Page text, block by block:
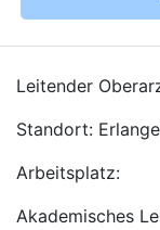
Leitender
Standort:
Arbeitsplatz:
Akademisches